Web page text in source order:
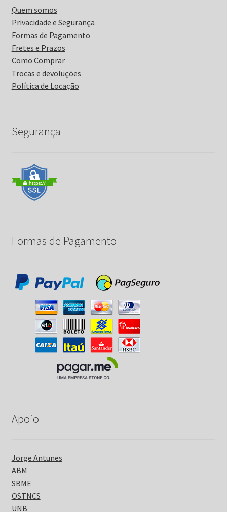
Quem somos
Privacidade e Segurança
Formas de Pagamento
Fretes e Prazos
Como Comprar
Trocas e devoluções
Política de Locação
Segurança
Formas de Pagamento
Apoio
Jorge Antunes
ABM
SBME
OSTNCS
UNB